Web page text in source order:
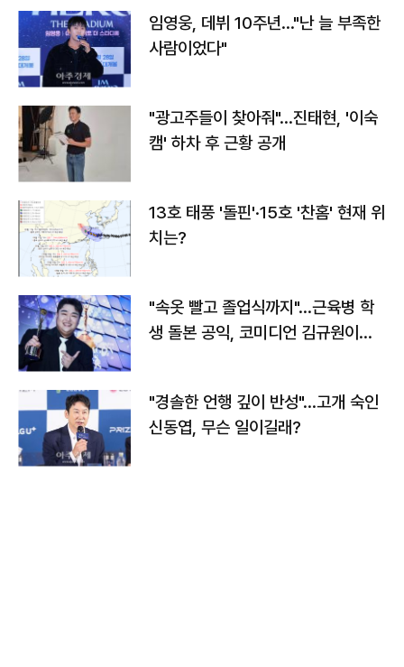
임영웅, 데뷔 10주년…"난 늘 부족한
사람이었다"
"광고주들이 찾아줘"…진태현, '이숙
캠' 하차 후 근황 공개
13호 태풍 '돌핀'·15호 '찬홈' 현재 위
치는?
"속옷 빨고 졸업식까지"…근육병 학
생 돌본 공익, 코미디언 김규원이었
"경솔한 언행 깊이 반성"…고개 숙인
신동엽, 무슨 일이길래?